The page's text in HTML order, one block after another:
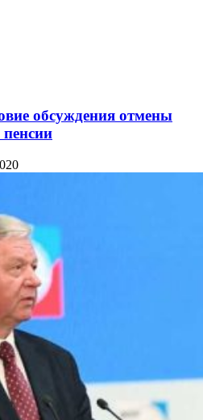
обсуждения отмены